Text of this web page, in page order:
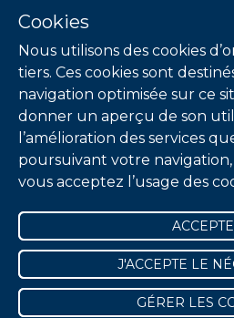
04 26 94 99 20
© Copyright 2024
Cookies
Nous utilisons des cookies
tiers. Ces cookies sont
navigation optimisée sur ce
donner un aperçu de son
l’amélioration des services
poursuivant votre
vous acceptez l’usage des
J'ACCEPTE LE
GÉRER LES